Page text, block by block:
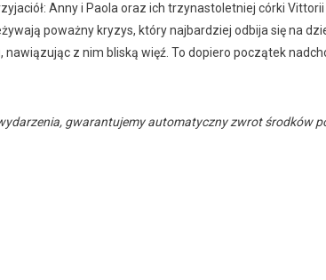
Anny i Paola oraz ich trzynastoletniej córki
poważny kryzys, który najbardziej odbija się na
z nim bliską więź. To dopiero początek
gwarantujemy automatyczny zwrot środków